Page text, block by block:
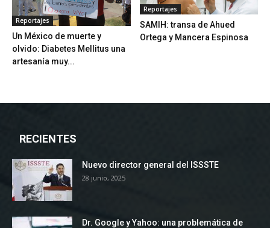
Reportajes
Un México de muerte y
olvido: Diabetes Mellitus una
artesanía muy...
Reportajes
SAMIH: transa de Ahued
Ortega y Mancera Espinosa
RECIENTES
Nuevo director general del ISSSTE
28 junio, 2025
Dr. Google y Yahoo: una problemática de